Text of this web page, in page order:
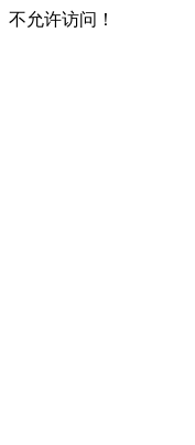
不允许访问！